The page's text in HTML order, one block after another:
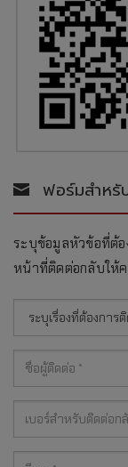
ฟอร์มสำหรั
ระบุข้อมูลหัวข้อที่ต้อ
หน้าที่ติดต่อกลับให้